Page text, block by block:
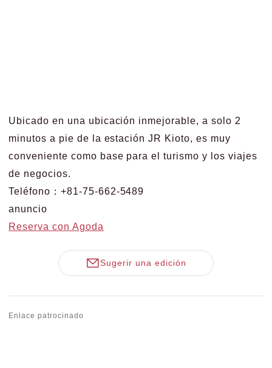
Ubicado en una ubicación inmejorable, a solo 2
minutos a pie de la estación JR Kioto, es muy
conveniente como base para el turismo y los viajes
de negocios.
Teléfono：+81-75-662-5489
anuncio
Reserva con Agoda
Sugerir una edición
Enlace patrocinado